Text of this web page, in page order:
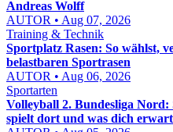
Andreas Wolff
AUTOR • Aug 07, 2026
Training & Technik
Sportplatz Rasen: So wählst,
belastbaren Sportrasen
AUTOR • Aug 06, 2026
Sportarten
Volleyball 2. Bundesliga
spielt dort und was dich